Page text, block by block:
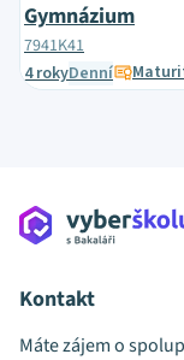
Gymnázium
7941K41
4 rokyDenní
Kontakt
Máte zájem o